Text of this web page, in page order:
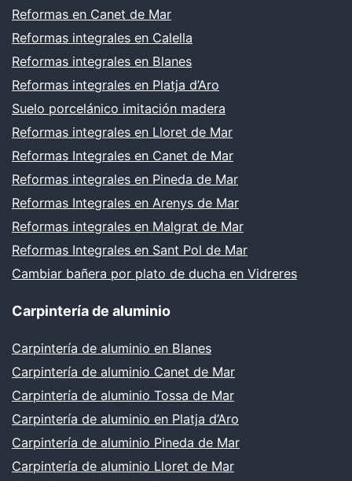
Reformas en Canet de Mar
Reformas integrales en Calella
Reformas integrales en Blanes
Reformas integrales en Platja d’Aro
Suelo porcelánico imitación madera
Reformas integrales en Lloret de Mar
Reformas Integrales en Canet de Mar
Reformas integrales en Pineda de Mar
Reformas Integrales en Arenys de Mar
Reformas integrales en Malgrat de Mar
Reformas Integrales en Sant Pol de Mar
Cambiar bañera por plato de ducha en Vidreres
Carpintería de aluminio
Carpintería de aluminio en Blanes
Carpintería de aluminio Canet de Mar
Carpintería de aluminio Tossa de Mar
Carpintería de aluminio en Platja d’Aro
Carpintería de aluminio Pineda de Mar
Carpintería de aluminio Lloret de Mar